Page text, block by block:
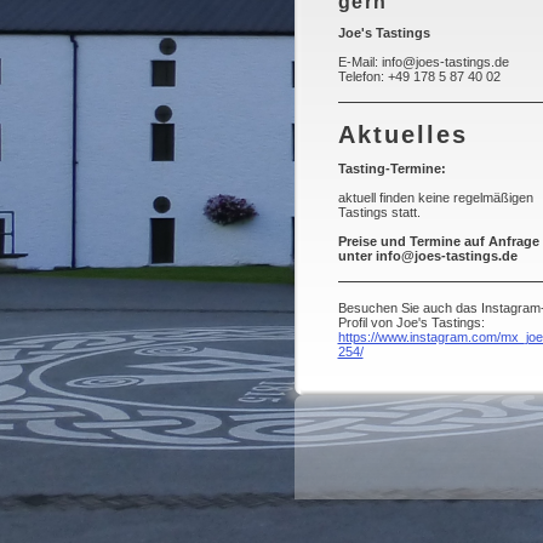
Joe's Tastings
E-Mail: info@joes-tastings.de
Telefon: +49 178 5 87 40 02
Aktuelles
Tasting-Termine:
aktuell finden keine regelmäßigen
Tastings statt.
Preise und Termine auf Anfrage
unter info@joes-tastings.de
Besuchen Sie auch das
Profil von Joe's Tastings:
https://www.instagram.com/
254/